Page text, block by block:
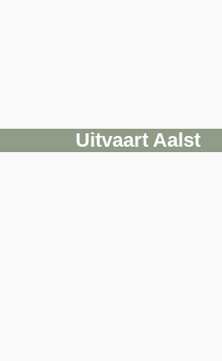
Uitvaart Aalst